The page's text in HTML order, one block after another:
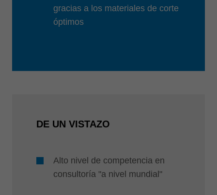
gracias a los materiales de corte
óptimos
DE UN VISTAZO
Alto nivel de competencia en
consultoría "a nivel mundial"